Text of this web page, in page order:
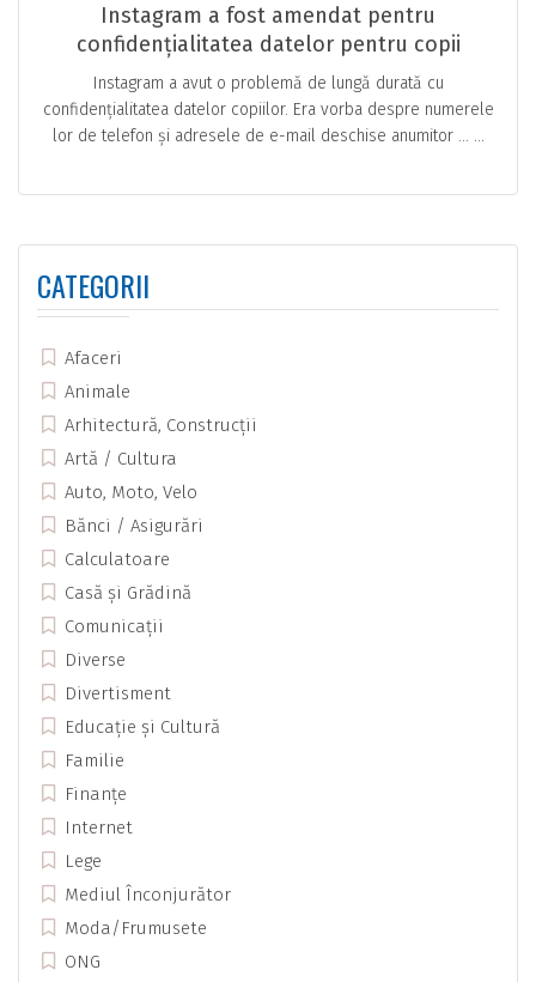
Instagram a fost amendat pentru
confidențialitatea datelor pentru copii
Instagram a avut o problemă de lungă durată cu
confidențialitatea datelor copiilor. Era vorba despre numerele
lor de telefon și adresele de e-mail deschise anumitor … ...
CATEGORII
Afaceri
Animale
Arhitectură, Construcții
Artă / Cultura
Auto, Moto, Velo
Bănci / Asigurări
Calculatoare
Casă și Grădină
Comunicații
Diverse
Divertisment
Educație și Cultură
Familie
Finanțe
Internet
Lege
Mediul Înconjurător
Moda/Frumusete
ONG